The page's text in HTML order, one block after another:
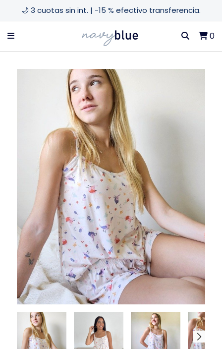
🌙 3 cuotas sin int. | -15 % efectivo transferencia.
0